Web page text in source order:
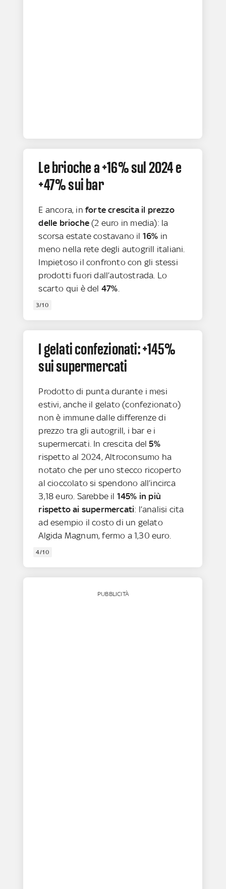
Le brioche a +16% sul 2024 e
+47% sui bar
E ancora, inforte crescita il prezzo
delle brioche(2 euro in media): la
scorsa estate costavano il 16% in
meno nella rete degli autogrill italiani.
Impietoso il confronto con gli stessi
prodotti fuori dall’autostrada. Lo
scarto qui è del 47%
3/10
I gelati confezionati: +145%
sui supermercati
Prodotto di punta durante i mesi
estivi, anche il gelato (confezionato)
non è immune dalle differenze di
prezzo tra gli autogrill, i bar e i
supermercati. In crescita del5%
rispetto al 2024, Altroconsumo ha
notato che per uno stecco ricoperto
al cioccolato si spendono all’incirca
3,18 euro. Sarebbe il 145% in più
rispetto ai supermercati: l’analisi cita
ad esempio il costo di un gelato
Algida Magnum, fermo a 1,30 euro.
4/10
PUBBLICITÀ